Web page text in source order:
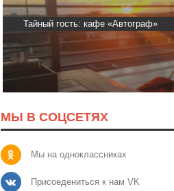
Тайный гость: доставка Капибара
МЫ В СОЦСЕТЯХ
Мы на одноклассниках
Присоедениться к нам VK